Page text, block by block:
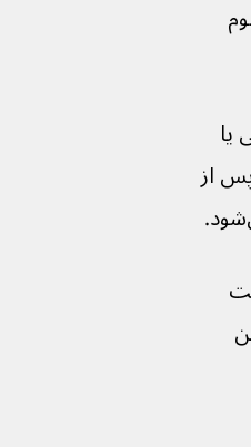
پس از